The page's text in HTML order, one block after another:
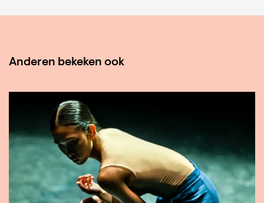
Anderen bekeken ook